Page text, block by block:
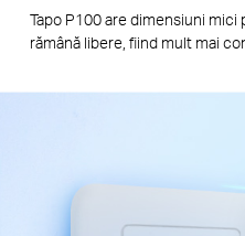
Tapo P100 are dimensiuni
rămână libere, fiind mult mai